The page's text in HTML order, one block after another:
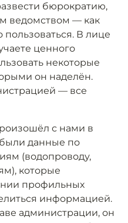
бюрократию,
ведомством — как
В лице
ценного
некоторые
он наделён.
— все
с нами в
данные по
(водопроводу,
которые
профильных
информацией.
администрации, он